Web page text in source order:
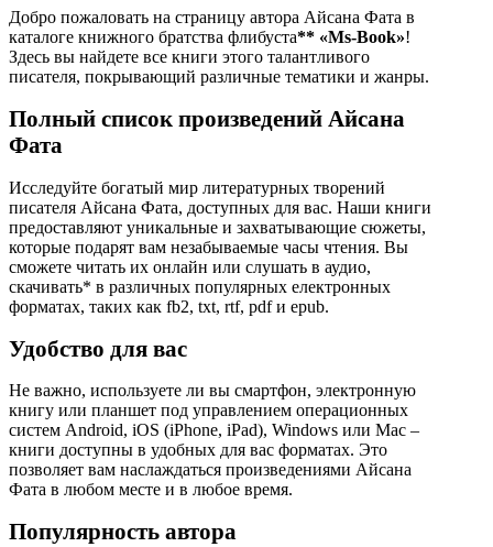
Добро пожаловать на страницу автора Айсана Фата в
каталоге книжного братства флибуста** «Ms-Book»!
Здесь вы найдете все книги этого талантливого
писателя, покрывающий различные тематики и жанры.
Полный список произведений Айсана
Фата
Исследуйте богатый мир литературных творений
писателя Айсана Фата, доступных для вас. Наши книги
предоставляют уникальные и захватывающие сюжеты,
которые подарят вам незабываемые часы чтения. Вы
сможете читать их онлайн или слушать в аудио,
скачивать* в различных популярных електронных
форматах, таких как fb2, txt, rtf, pdf и epub.
Удобство для вас
Не важно, используете ли вы смартфон, электронную
книгу или планшет под управлением операционных
систем Android, iOS (iPhone, iPad), Windows или Mac –
книги доступны в удобных для вас форматах. Это
позволяет вам наслаждаться произведениями Айсана
Фата в любом месте и в любое время.
Популярность автора